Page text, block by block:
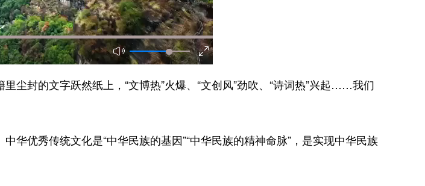
封的文字跃然纸上，“文博热”火爆、“文创风”劲吹、“诗词热”兴起……我们
优秀传统文化是“中华民族的基因”“中华民族的精神命脉”，是实现中华民族